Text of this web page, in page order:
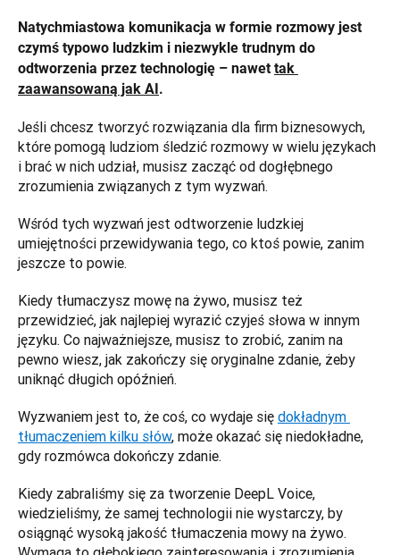
Natychmiastowa komunikacja w formie rozmowy jest
czymś typowo ludzkim i niezwykle trudnym do
odtworzenia przez technologię – nawet tak
zaawansowaną jak AI .
Jeśli chcesz tworzyć rozwiązania dla firm biznesowych,
które pomogą ludziom śledzić rozmowy w wielu językach
i brać w nich udział, musisz zacząć od dogłębnego
zrozumienia związanych z tym wyzwań.
Wśród tych wyzwań jest odtworzenie ludzkiej
umiejętności przewidywania tego, co ktoś powie, zanim
jeszcze to powie.
Kiedy tłumaczysz mowę na żywo, musisz też
przewidzieć, jak najlepiej wyrazić czyjeś słowa w innym
języku. Co najważniejsze, musisz to zrobić, zanim na
pewno wiesz, jak zakończy się oryginalne zdanie, żeby
uniknąć długich opóźnień.
Wyzwaniem jest to, że coś, co wydaje się dokładnym
tłumaczeniem kilku słów, może okazać się niedokładne,
gdy rozmówca dokończy zdanie.
Kiedy zabraliśmy się za tworzenie DeepL Voice,
wiedzieliśmy, że samej technologii nie wystarczy, by
osiągnąć wysoką jakość tłumaczenia mowy na żywo.